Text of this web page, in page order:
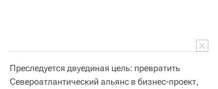
Преследуется двуединая цель: превратить
Североатлантический альянс в бизнес-проект,